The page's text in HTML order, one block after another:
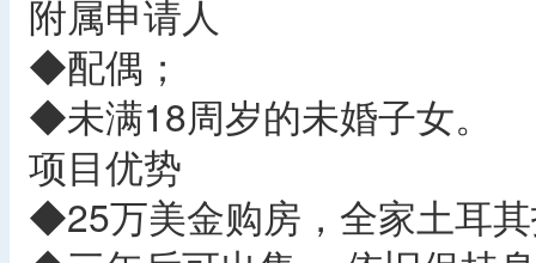
附属申请人
◆配偶；
◆未满18周岁的未婚子女。
项目优势
◆25万美金购房，全家土耳